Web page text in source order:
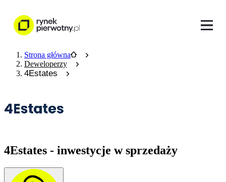
Strona główna
Deweloperzy
4Estates
4Estates - inwestycje w sprzedaży